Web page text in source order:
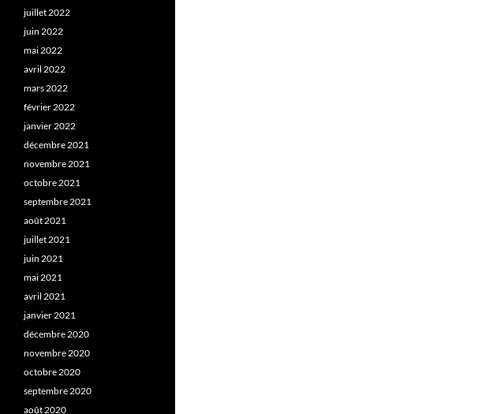
juillet 2022
juin 2022
mai 2022
avril 2022
mars 2022
février 2022
janvier 2022
décembre 2021
novembre 2021
octobre 2021
septembre 2021
août 2021
juillet 2021
juin 2021
mai 2021
avril 2021
janvier 2021
décembre 2020
novembre 2020
octobre 2020
septembre 2020
août 2020